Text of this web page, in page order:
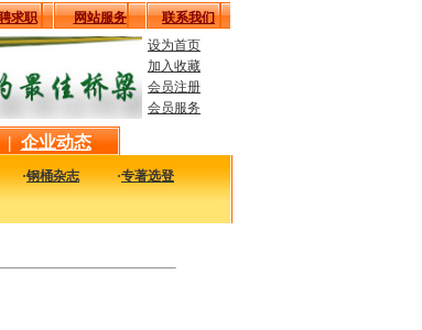
求职 网站服务
联系我们
设为首页
加入收藏
会员注册
会员服务
| 企业动态
·钢桶杂志 ·专著选登
包括本站编著的图书及国内各组织内部发行的重要图书，以及行业绝